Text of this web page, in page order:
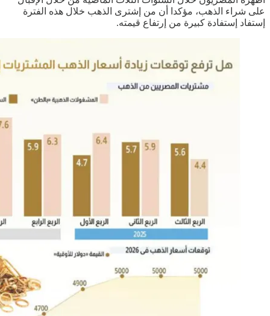
على شراء الذهب، مؤكدا أن من إشترى الذهب خلال هذه الفترة
إستفاد إستفادة كبيرة من إرتفاع قيمته.